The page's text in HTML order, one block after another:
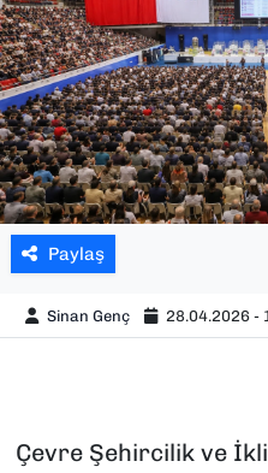
Paylaş
Sinan Genç 28.04.2026 -
Çevre Şehircilik ve
TEKNOLOJİ
YAŞAM
YEREL YÖNETİMLER